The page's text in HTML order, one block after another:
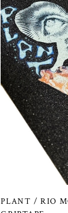
PLANT / RIO